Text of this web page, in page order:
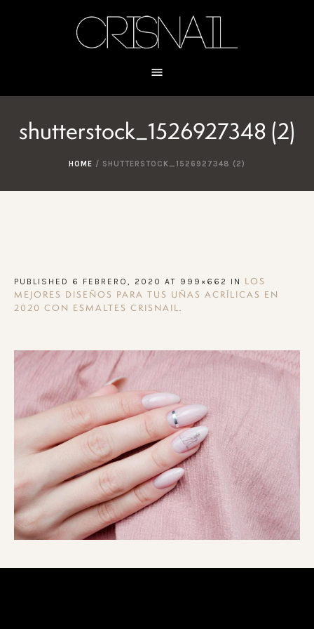
shutterstock_1526927348 (2)
HOME / SHUTTERSTOCK_1526927348 (2)
PUBLISHED 6 FEBRERO, 2020 AT 999×662 IN
LOS
MEJORES DISEÑOS PARA TUS UÑAS ACRÍLICAS EN
2020 CON ESMALTES CRISNAIL.